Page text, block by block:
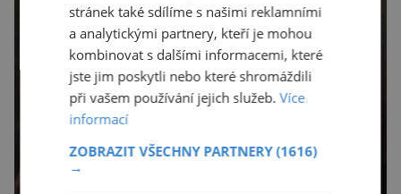
stránek také sdílíme s našimi reklamními
a analytickými partnery, kteří je mohou
kombinovat s dalšími informacemi, které
jste jim poskytli nebo které shromáždili
při vašem používání jejich služeb.Více
informací
ZOBRAZIT VŠECHNY PARTNERY(1616)
→